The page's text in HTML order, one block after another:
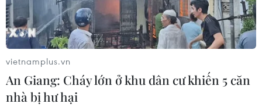
vietnamplus.vn
An Giang: Cháy lớn ở khu dân cư khiến 5 căn
nhà bị hư hại